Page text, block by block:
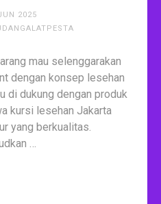
2025
mau selenggarakan
dengan konsep lesehan
di dukung dengan produk
kursi lesehan Jakarta
yang berkualitas.
…